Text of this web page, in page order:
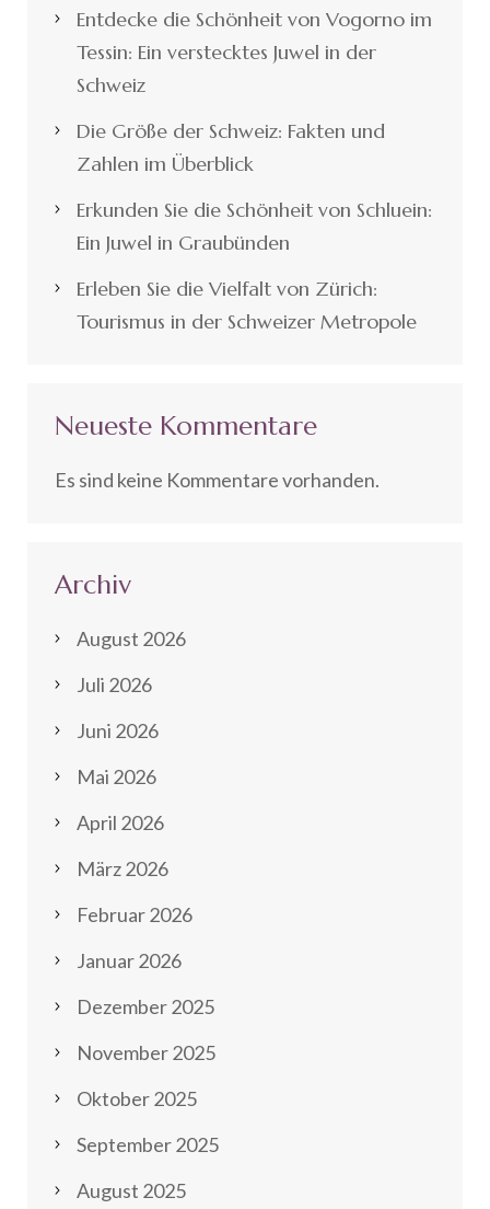
Entdecke die Schönheit von Vogorno im
Tessin: Ein verstecktes Juwel in der
Schweiz
Die Größe der Schweiz: Fakten und
Zahlen im Überblick
Erkunden Sie die Schönheit von Schluein:
Ein Juwel in Graubünden
Erleben Sie die Vielfalt von Zürich:
Tourismus in der Schweizer Metropole
Neueste Kommentare
Es sind keine Kommentare vorhanden.
Archiv
August 2026
Juli 2026
Juni 2026
Mai 2026
April 2026
März 2026
Februar 2026
Januar 2026
Dezember 2025
November 2025
Oktober 2025
September 2025
August 2025